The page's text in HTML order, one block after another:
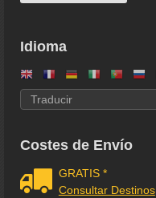
Idioma
Costes de Envío
GRATIS *
Consultar Destinos